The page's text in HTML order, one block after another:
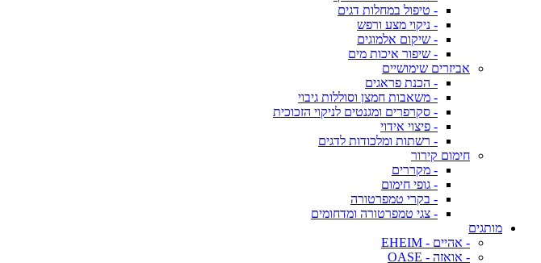
- טיפול במחלות דגים
- ניקוי מצע ורפש
- שיקום אלמוגים
- שיפור איכות מים
אביזרים שימושיים
- הכנת פראגים
- משאבות חמצן וסוללות גיבוי
- סקרפרים ומגנטים לניקוי הזכוכית
- פיצוי אידוי
- רשתות ומלכודות לדגים
חימום קירור
- מקררים
- גופי חימום
- בקרי טמפרטורה
- צגי טמפרטורה ומדחומים
מותגים
- אהיים - EHEIM
- אואזה - OASE